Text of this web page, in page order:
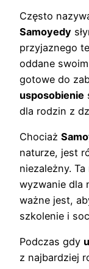
Często
Samoyedy
przyjaznego
oddane
gotowe do
usposobienie
dla rodzin z
Chociaż
naturze, jest
niezależny.
wyzwanie dla
ważne jest,
szkolenie i
Podczas gdy
z najbardziej